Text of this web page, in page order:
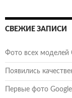
СВЕЖИЕ ЗАПИСИ
Фото всех моделей
Появились
Первые фото